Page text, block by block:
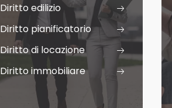
Diritto edilizio
Diritto pianificatorio
Diritto di locazione
Diritto immobiliare